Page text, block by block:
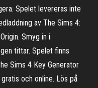
Spelet levereras inte
av The Sims 4:
Smyg in i
tittar. Spelet finns
Sims 4 Key Generator
och online. Lös på